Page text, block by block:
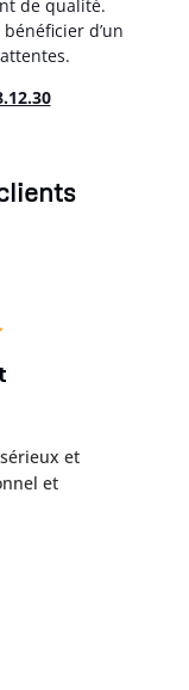
de qualité.
d’un
et
et